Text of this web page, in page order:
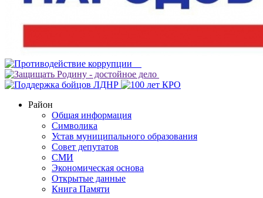
Район
Общая информация
Символика
Устав муниципального образования
Совет депутатов
СМИ
Экономическая основа
Открытые данные
Книга Памяти